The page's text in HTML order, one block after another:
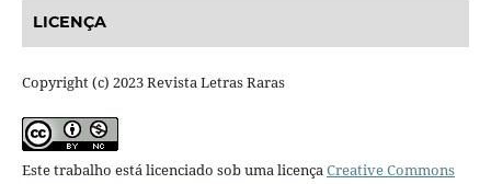
LICENÇA
Copyright (c) 2023 Revista Letras Raras
Este trabalho está licenciado sob uma licença Creative Commons